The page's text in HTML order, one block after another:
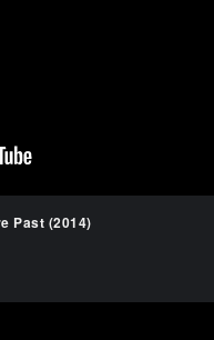
Past (2014)